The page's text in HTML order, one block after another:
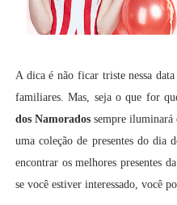
A dica é não ficar triste nessa
familiares. Mas, seja o que for
dos Namorados sempre iluminará
uma coleção de presentes do dia
encontrar os melhores presentes
se você estiver interessado, você